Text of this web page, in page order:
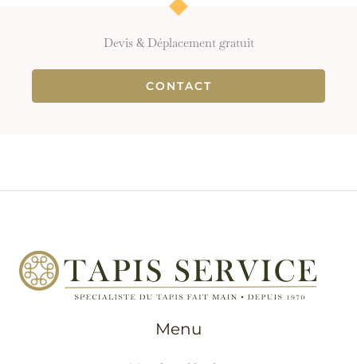
Devis & Déplacement gratuit
CONTACT
Menu